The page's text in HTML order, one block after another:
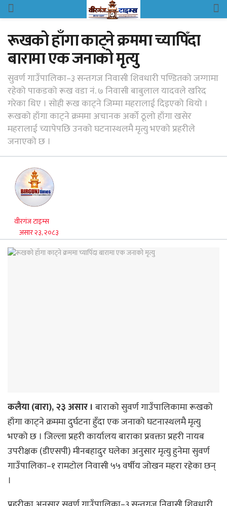
रूखको हाँगा काट्ने क्रममा च्यापिँदा
बारामा एक जनाको मृत्यु
सुवर्ण गाउँपालिका–३ सन्तगज निवासी शिवधारी पण्डितको जग्गामा
रहेको पाकडको रूख वडा नं. ७ निवासी बाबुलाल यादवले खरिद
गरेका थिए । सोही रूख काट्ने जिम्मा महरालाई दिइएको थियो ।
रूखको हाँगा काट्ने क्रममा अचानक अर्को ठूलो हाँगा खसेर
महरालाई च्यापेपछि उनको घटनास्थलमै मृत्यु भएको प्रहरीले
जनाएको छ ।
वीरगंज टाइम्स
असार २३, २०८३
कलैया (बारा), २३ असार । बाराको सुवर्ण गाउँपालिकामा रूखको
हाँगा काट्ने क्रममा दुर्घटना हुँदा एक जनाको घटनास्थलमै मृत्यु
भएको छ । जिल्ला प्रहरी कार्यालय बाराका प्रवक्ता प्रहरी नायब
उपरीक्षक (डीएसपी) मीनबहादुर घलेका अनुसार मृत्यु हुनेमा सुवर्ण
गाउँपालिका–१ रामटोल निवासी ५५ वर्षीय जोखन महरा रहेका छन्
।